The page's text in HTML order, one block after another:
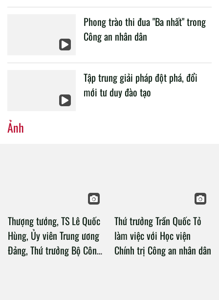
Phong trào thi đua "Ba nhất" trong
Công an nhân dân
Tập trung giải pháp đột phá, đổi
mới tư duy đào tạo
Ảnh
Thượng tướng, TS Lê Quốc
Hùng, Ủy viên Trung ương
Đảng, Thứ trưởng Bộ Công
Thứ trưởng Trần Quốc Tỏ
làm việc với Học viện
Chính trị Công an nhân dân